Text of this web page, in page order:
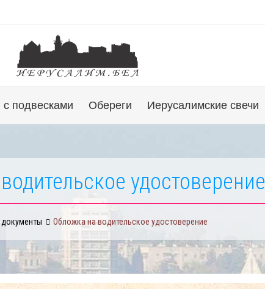
подвесками Обереги Иерусалимские свечи
удостоверение
Обложка на водительское удостоверение